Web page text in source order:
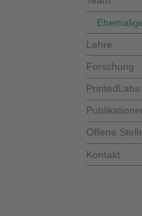
Lehre
Forschung
PrintedLabs
Offene
Kontakt